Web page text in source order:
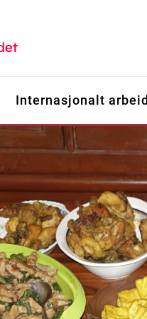
Internasjonalt arbeid